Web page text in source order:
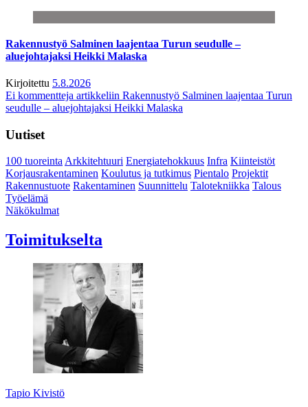
Rakennustyö Salminen laajentaa Turun seudulle –
aluejohtajaksi Heikki Malaska
Kirjoitettu 5.8.2026
Ei kommentteja artikkeliin Rakennustyö Salminen laajentaa Turun
seudulle – aluejohtajaksi Heikki Malaska
Uutiset
100 tuoreintaArkkitehtuuri Energiatehokkuus Infra Kiinteistöt
Korjausrakentaminen Koulutus ja tutkimus Pientalo Projektit
Rakennustuote Rakentaminen Suunnittelu Talotekniikka Talous
Työelämä
Näkökulmat
Toimitukselta
Tapio Kivistö